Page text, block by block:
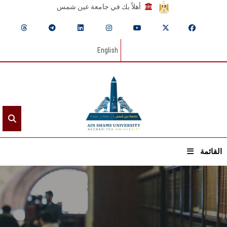
أهلاً بك في جامعة عين شمس
English
القائمة
الرئيسيـة
عن الجامعة